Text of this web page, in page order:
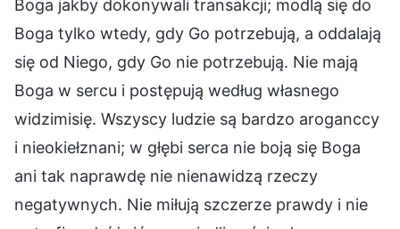
Boga jakby dokonywali transakcji; modlą się do
Boga tylko wtedy, gdy Go potrzebują, a oddalają
się od Niego, gdy Go nie potrzebują. Nie mają
Boga w sercu i postępują według własnego
widzimisię. Wszyscy ludzie są bardzo aroganccy
i nieokiełznani; w głębi serca nie boją się Boga
ani tak naprawdę nie nienawidzą rzeczy
negatywnych. Nie miłują szczerze prawdy i nie